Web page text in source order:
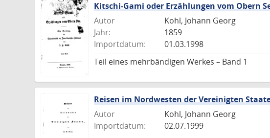
Kitschi-Gami oder Erzählungen vom Obern
Autor
Kohl, Johann Georg
Jahr:
1859
Importdatum:
01.03.1998
Teil eines mehrbändigen Werkes – Band 1
Reisen im Nordwesten der Vereinigten
Autor
Kohl, Johann Georg
Importdatum:
02.07.1999